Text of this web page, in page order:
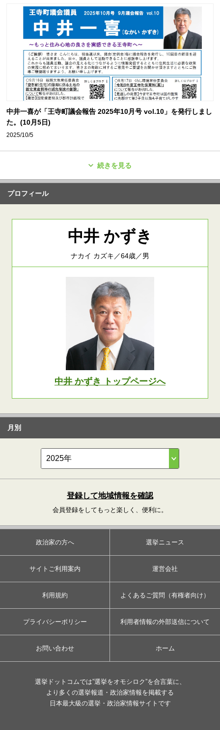
中井一喜が「王寺町議会報告 2025年10月号 vol.10」を発行しまし
た。(10月5日)
2025/10/5
続きを見る
プロフィール
中井 かずき
ナカイ カズキ／64歳／男
中井 かずき トップページへ
月別
登録して地域情報を確認
会員登録をしてもっと楽しく、便利に。
政治家の方へ 選挙ニュース
サイトご利用案内 運営会社
利用規約 よくあるご質問（有権者向け）
プライバシーポリシー 利用者情報の外部送信について
お問い合わせ ホーム
選挙ドットコムでは”選挙をオモシロク”を合言葉に、
より多くの選挙報道・政治家情報を掲載する
日本最大級の選挙・政治家情報サイトです